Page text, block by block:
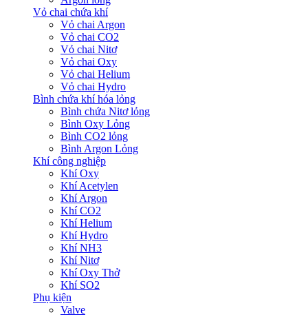
Vỏ chai chứa khí
Vỏ chai Argon
Vỏ chai CO2
Vỏ chai Nitơ
Vỏ chai Oxy
Vỏ chai Helium
Vỏ chai Hydro
Bình chứa khí hóa lỏng
Bình chứa Nitơ lỏng
Bình Oxy Lỏng
Bình CO2 lỏng
Bình Argon Lỏng
Khí công nghiệp
Khí Oxy
Khí Acetylen
Khí Argon
Khí CO2
Khí Helium
Khí Hydro
Khí NH3
Khí Nitơ
Khí Oxy Thở
Khí SO2
Phụ kiện
Valve